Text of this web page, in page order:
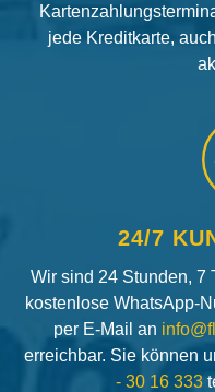
jede Kreditkarte,
24/7
Wir sind 24 Stunden, 7
kostenlose WhatsApp-
per E-Mail an
erreichbar. Sie können
- 30 16 333